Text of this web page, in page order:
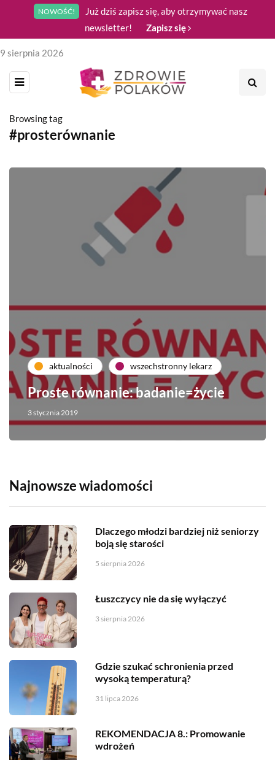
NOWOŚĆ!
Już dziś zapisz się, aby otrzymywać nasz
newsletter!
Zapisz się
9 sierpnia 2026
Browsing tag
#prosterównanie
aktualności wszechstronny lekarz
Proste równanie: badanie=życie
3 stycznia 2019
Najnowsze wiadomości
Dlaczego młodzi bardziej niż seniorzy
boją się starości
5 sierpnia 2026
Łuszczycy nie da się wyłączyć
3 sierpnia 2026
Gdzie szukać schronienia przed
wysoką temperaturą?
31 lipca 2026
REKOMENDACJA 8.: Promowanie
wdrożeń